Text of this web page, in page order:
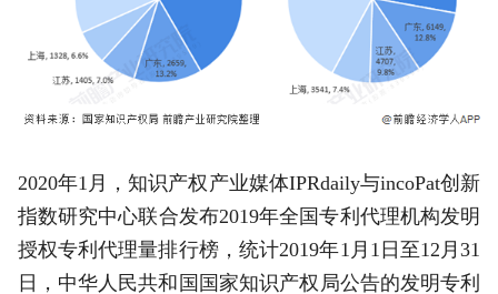
2020年1月，知识产权产业媒体IPRdaily与incoPat创新
指数研究中心联合发布2019年全国专利代理机构发明
授权专利代理量排行榜，统计2019年1月1日至12月31
日，中华人民共和国国家知识产权局公告的发明专利